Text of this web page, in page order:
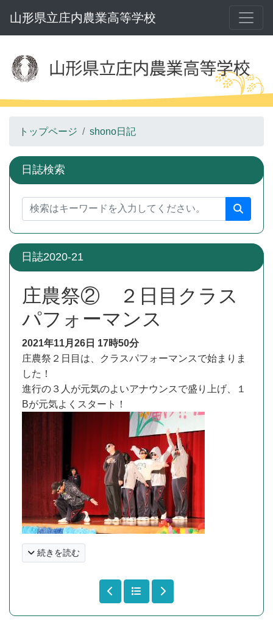
山形県立庄内農業高等学校
トップページ shono日記
日誌検索
日誌2020-21
庄農祭② ２日目クラス
パフォーマンス
2021年11月26日 17時50分
庄農祭２日目は、クラスパフォーマンスで始まりま
した！
進行の３人が元気のよいアナウンスで盛り上げ、１
Bが元気よくスタート！
続きを読む